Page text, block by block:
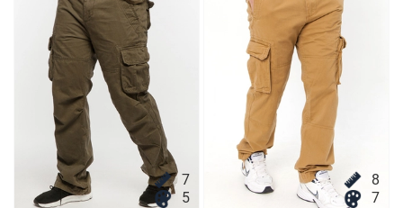
7
5
8
7